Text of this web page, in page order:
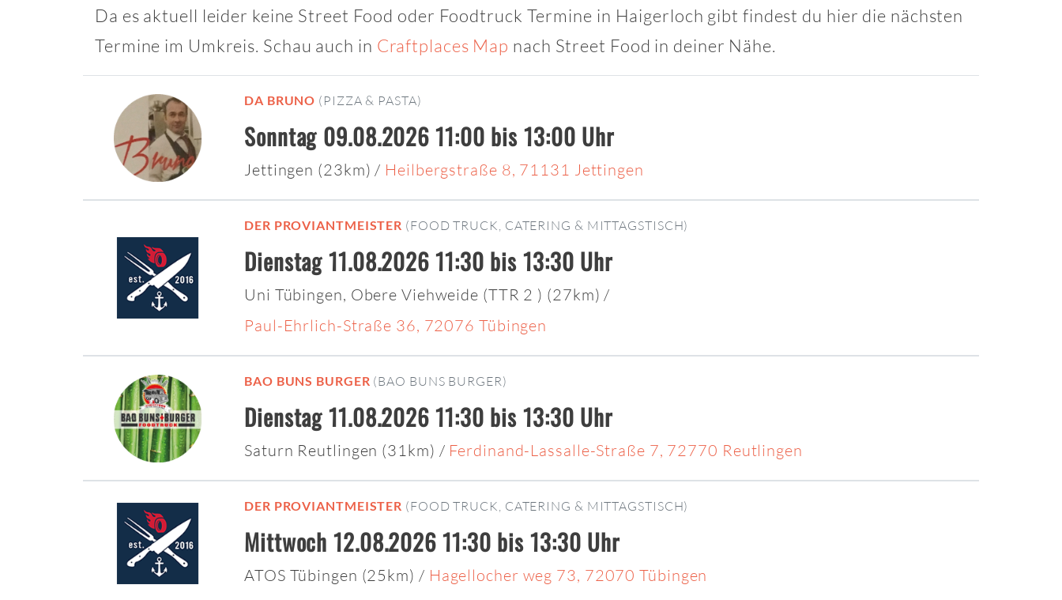
Da es aktuell leider keine Street Food oder Foodtruck Termine in Haigerloch gibt findest du hier die nächsten
Termine im Umkreis. Schau auch in Craftplaces Map nach Street Food in deiner Nähe.
DA BRUNO (PIZZA & PASTA)
Sonntag 09.08.2026 11:00 bis 13:00 Uhr
Jettingen (23km)/ Heilbergstraße 8, 71131 Jettingen
DER PROVIANTMEISTER (FOOD TRUCK, CATERING & MITTAGSTISCH)
Dienstag 11.08.2026 11:30 bis 13:30 Uhr
Uni Tübingen, Obere Viehweide (TTR 2 ) (27km)/
Paul-Ehrlich-Straße 36, 72076 Tübingen
BAO BUNS BURGER (BAO BUNS BURGER)
Dienstag 11.08.2026 11:30 bis 13:30 Uhr
Saturn Reutlingen (31km) / Ferdinand-Lassalle-Straße 7, 72770 Reutlingen
DER PROVIANTMEISTER (FOOD TRUCK, CATERING & MITTAGSTISCH)
Mittwoch 12.08.2026 11:30 bis 13:30 Uhr
ATOS Tübingen (25km) / Hagellocher weg 73, 72070 Tübingen